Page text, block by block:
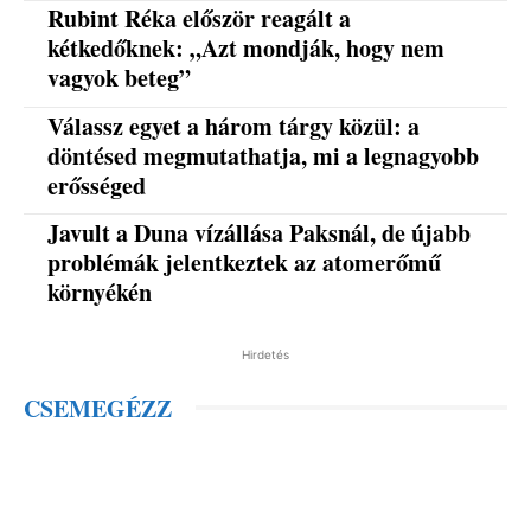
Rubint Réka először reagált a
kétkedőknek: „Azt mondják, hogy nem
vagyok beteg”
Válassz egyet a három tárgy közül: a
döntésed megmutathatja, mi a legnagyobb
erősséged
Javult a Duna vízállása Paksnál, de újabb
problémák jelentkeztek az atomerőmű
környékén
Hirdetés
CSEMEGÉZZ